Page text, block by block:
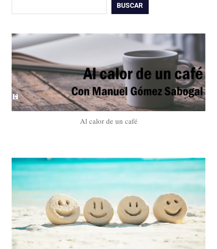
BUSCAR
Al calor de un café